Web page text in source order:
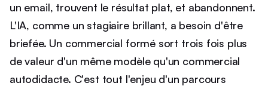
un email, trouvent le résultat plat, et abandonnent.
L'IA, comme un stagiaire brillant, a besoin d'être
briefée. Un commercial formé sort trois fois plus
de valeur d'un même modèle qu'un commercial
autodidacte. C'est tout l'enjeu d'un parcours